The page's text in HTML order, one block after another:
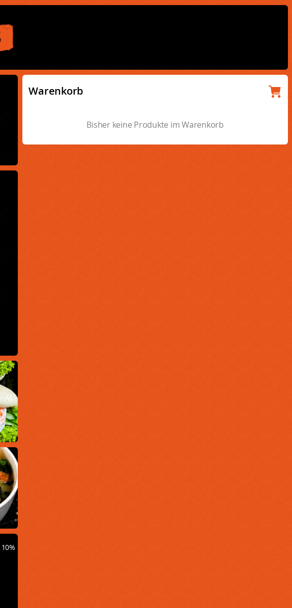
10%
Warenkorb
Bisher keine Produkte im Warenkorb